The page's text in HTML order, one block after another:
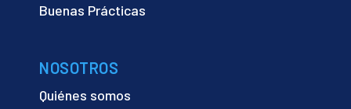
Buenas Prácticas
NOSOTROS
Quiénes somos